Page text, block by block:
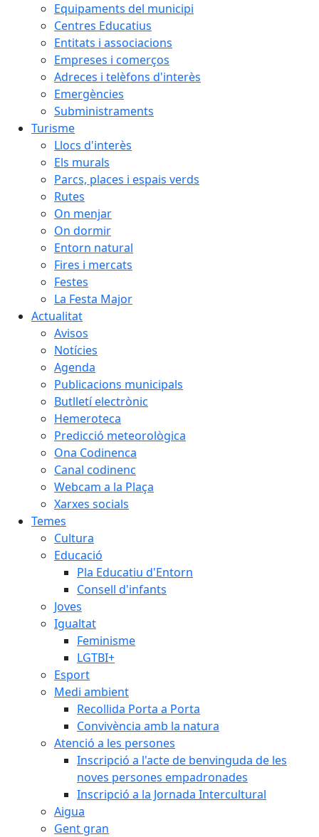
Equipaments del municipi
Centres Educatius
Entitats i associacions
Empreses i comerços
Adreces i telèfons d'interès
Emergències
Subministraments
Turisme
Llocs d'interès
Els murals
Parcs, places i espais verds
Rutes
On menjar
On dormir
Entorn natural
Fires i mercats
Festes
La Festa Major
Actualitat
Avisos
Notícies
Agenda
Publicacions municipals
Butlletí electrònic
Hemeroteca
Predicció meteorològica
Ona Codinenca
Canal codinenc
Webcam a la Plaça
Xarxes socials
Temes
Cultura
Educació
Pla Educatiu d'Entorn
Consell d'infants
Joves
Igualtat
Feminisme
LGTBI+
Esport
Medi ambient
Recollida Porta a Porta
Convivència amb la natura
Atenció a les persones
Inscripció a l'acte de benvinguda de les
noves persones empadronades
Inscripció a la Jornada Intercultural
Aigua
Gent gran